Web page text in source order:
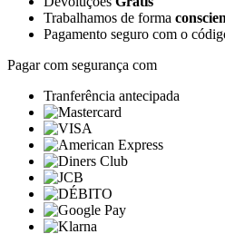
Trabalhamos de forma
Pagamento seguro com o
Pagar com segurança com
Tranferência antecipada